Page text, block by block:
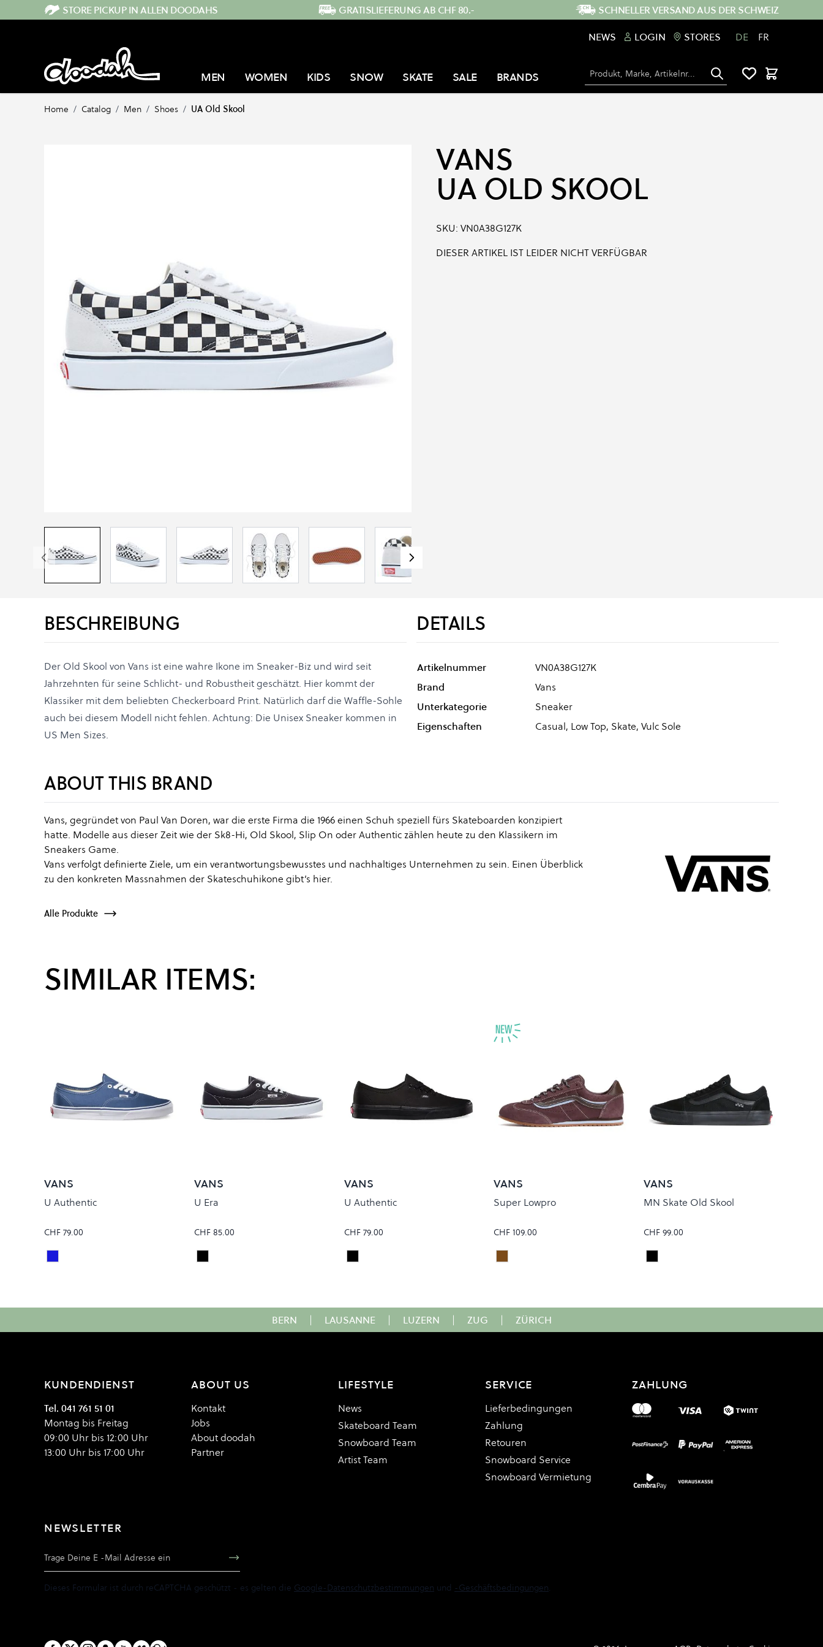
Direkt zum InhaltSTORE PICKUP IN ALLEN DOODAHS GRATISLIEFERUNG AB CHF 80.-
SCHNELLER VERSAND AUS DER SCHWEIZ
NEWS
LOGIN STORES DE FR
MEN WOMEN KIDS SNOW SKATE SALE BRANDS Suche Warenkorb
Home / Catalog / Men / Shoes / UA Old Skool
VANS
UA OLD SKOOL
SKU: VN0A38G127K
DIESER ARTIKEL IST LEIDER NICHT VERFÜGBAR
BESCHREIBUNG
Der Old Skool von Vans ist eine wahre Ikone im Sneaker-Biz und wird seit
Jahrzehnten für seine Schlicht- und Robustheit geschätzt. Hier kommt der
Klassiker mit dem beliebten Checkerboard Print. Natürlich darf die Waffle-Sohle
auch bei diesem Modell nicht fehlen. Achtung: Die Unisex Sneaker kommen in
US Men Sizes.
DETAILS
Artikelnummer
VN0A38G127K
Brand
Vans
Unterkategorie
Sneaker
Eigenschaften
Casual, Low Top, Skate, Vulc Sole
ABOUT THIS BRAND
Vans, gegründet von Paul Van Doren, war die erste Firma die 1966 einen Schuh speziell fürs Skateboarden konzipiert
hatte. Modelle aus dieser Zeit wie der Sk8-Hi, Old Skool, Slip On oder Authentic zählen heute zu den Klassikern im
Sneakers Game.
Vans verfolgt definierte Ziele, um ein verantwortungsbewusstes und nachhaltiges Unternehmen zu sein. Einen Überblick
zu den konkreten Massnahmen der Skateschuhikone gibt’s hier.
Alle Produkte
SIMILAR ITEMS:
VANS
U Authentic
CHF 79.00
Colour
Navy
VANS
U Era
CHF 85.00
Colour
Black
VANS
U Authentic
CHF 79.00
Colour
Black/Black
VANS
Super Lowpro
CHF 109.00
Colour
PORT BROWN
VANS
MN Skate Old Skool
CHF 99.00
Colour
Black/Black
BERN | LAUSANNE | LUZERN | ZUG | ZÜRICH
KUNDENDIENST
Tel. 041 761 51 01
Montag bis Freitag
09:00 Uhr bis 12:00 Uhr
13:00 Uhr bis 17:00 Uhr
ABOUT US
Kontakt
Jobs
About doodah
Partner
LIFESTYLE
News
Skateboard Team
Snowboard Team
Artist Team
SERVICE
Lieferbedingungen
Zahlung
Retouren
Snowboard Service
Snowboard Vermietung
ZAHLUNG
NEWSLETTER
Dieses Formular ist durch reCAPTCHA geschützt - es gelten die Google-Datenschutzbestimmungen und -Geschäftsbedingungen.